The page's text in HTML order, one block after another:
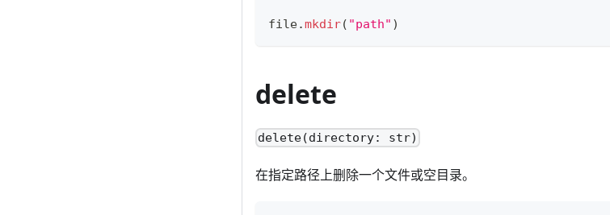
file.mkdir( "path" )
delete
delete(directory: str)
在指定路径上删除一个文件或空目录。